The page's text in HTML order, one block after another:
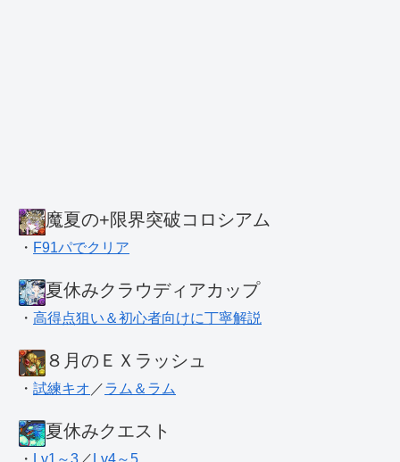
魔夏の+限界突破コロシアム
・ F91パでクリア
夏休みクラウディアカップ
・ 高得点狙い＆初心者向けに丁寧解説
８月のＥＸラッシュ
・ 試練キオ ／ラム＆ラム
夏休みクエスト